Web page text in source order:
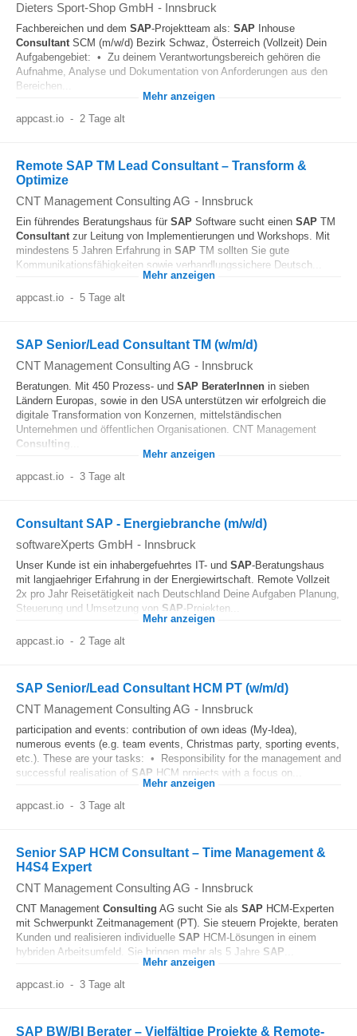
Dieters Sport-Shop GmbH - Innsbruck
Fachbereichen und dem SAP-Projektteam als: SAP Inhouse
ConsultantSCM (m/w/d) Bezirk Schwaz, Österreich (Vollzeit) Dein
Aufgabengebiet: • Zu deinem Verantwortungsbereich gehören die
Aufnahme, Analyse und Dokumentation von Anforderungen aus den
Bereichen...
Mehr anzeigen
appcast.io - 2 Tage alt
Remote SAP TM Lead Consultant – Transform &
Optimize
CNT Management Consulting AG - Innsbruck
Ein führendes Beratungshaus für SAP Software sucht einen SAP TM
Consultant zur Leitung von Implementierungen und Workshops. Mit
mindestens 5 Jahren Erfahrung in SAP TM sollten Sie gute
Kommunikationsfähigkeiten sowie verhandlungssichere Deutsch...
Mehr anzeigen
appcast.io - 5 Tage alt
SAP Senior/Lead Consultant TM (w/m/d)
CNT Management Consulting AG - Innsbruck
Beratungen. Mit 450 Prozess- und SAP BeraterInnen in sieben
Ländern Europas, sowie in den USA unterstützen wir erfolgreich die
digitale Transformation von Konzernen, mittelständischen
Unternehmen und öffentlichen Organisationen. CNT Management
Consulting
Mehr anzeigen
appcast.io - 3 Tage alt
Consultant SAP - Energiebranche (m/w/d)
softwareXperts GmbH - Innsbruck
Unser Kunde ist ein inhabergefuehrtes IT- und SAP-Beratungshaus
mit langjaehriger Erfahrung in der Energiewirtschaft. Remote Vollzeit
2x pro Jahr Reisetätigkeit nach Deutschland Deine Aufgaben Planung,
Steuerung und Umsetzung von SAP-Projekten...
Mehr anzeigen
appcast.io - 2 Tage alt
SAP Senior/Lead Consultant HCM PT (w/m/d)
CNT Management Consulting AG - Innsbruck
participation and events: contribution of own ideas (My-Idea),
numerous events (e.g. team events, Christmas party, sporting events,
etc.). These are your tasks: • Responsibility for the management and
successful realisation of SAP HCM projects with a focus on...
Mehr anzeigen
appcast.io - 3 Tage alt
Senior SAP HCM Consultant – Time Management &
H4S4 Expert
CNT Management Consulting AG - Innsbruck
CNT Management Consulting AG sucht Sie als SAP HCM-Experten
mit Schwerpunkt Zeitmanagement (PT). Sie steuern Projekte, beraten
Kunden und realisieren individuelle SAP HCM-Lösungen in einem
hybriden Arbeitsumfeld. Sie bringen mehr als 5 Jahre SAP
Mehr anzeigen
appcast.io - 3 Tage alt
SAP BW/BI Berater – Vielfältige Projekte & Remote-